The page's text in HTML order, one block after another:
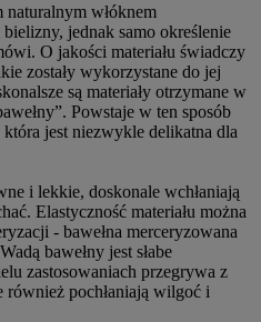
naturalnym włóknem
jednak samo określenie
O jakości materiału świadczy
zostały wykorzystane do jej
są materiały otrzymane w
Powstaje w ten sposób
która jest niezwykle delikatna dla
i lekkie, doskonale wchłaniają
Elastyczność materiału można
- bawełna merceryzowana
bawełny jest słabe
zastosowaniach przegrywa z
również pochłaniają wilgoć i